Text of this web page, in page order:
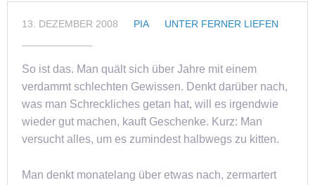
13. DEZEMBER 2008 PIA UNTER FERNER LIEFEN
So ist das. Man quält sich über Jahre mit einem
verdammt schlechten Gewissen. Denkt darüber nach,
was man Schreckliches getan hat, will es irgendwie
wieder gut machen, kauft Geschenke. Kurz: Man
versucht alles, um es zumindest halbwegs zu kitten.
Man denkt monatelang über etwas nach, zermartert